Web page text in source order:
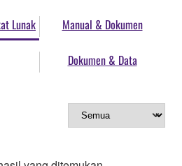
Lunak Manual & Dokumen
Dokumen & Data